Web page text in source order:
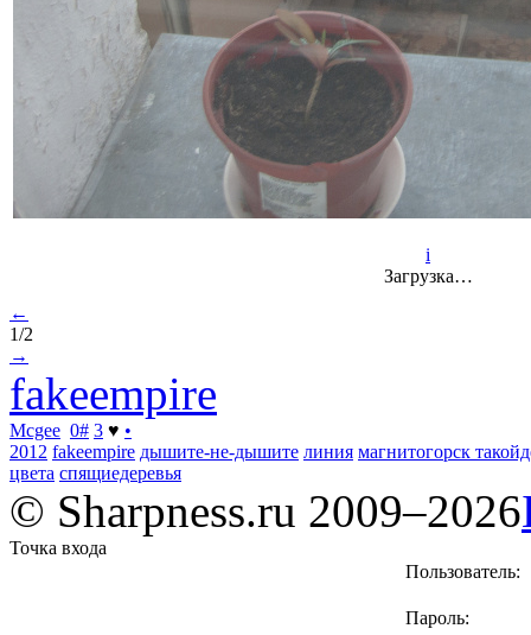
i
Загрузка…
←
1/2
→
fakeempire
Mcgee 0# 3 ♥ •
2012 fakeempire дышите-не-дышите линия магнитогорск
цвета спящиедеревья
© Sharpness.ru 2009–2026
Точка входа
Пользователь:
Пароль: